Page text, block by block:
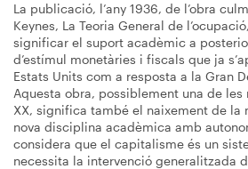
La publicació, l’any 1936, de l’obra
Keynes, La Teoria General de
significar el suport acadèmic a
d’estímul monetàries i fiscals que ja
Estats Units com a resposta a la Gran
Aquesta obra, possiblement una de
XX, significa també el naixement de la
nova disciplina acadèmica amb
considera que el capitalisme és un
necessita la intervenció generalitzada